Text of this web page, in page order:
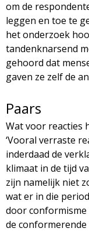
om de
leggen en toe te
het onderzoek
tandenknarsend
gehoord dat
gaven ze zelf de
Paars
Wat voor reacties
‘Vooral verraste
inderdaad de
klimaat in de tijd
zijn namelijk niet
wat er in die
door
de